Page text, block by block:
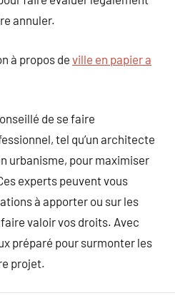
annuler.
à propos de ville en papier a
de se faire
tel qu’un architecte
urbanisme, pour maximiser
experts peuvent vous
à apporter ou sur les
valoir vos droits. Avec
préparé pour surmonter les
projet.